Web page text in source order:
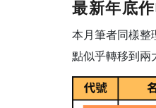
最新年底
本月筆者同樣整
點似乎轉移到兩